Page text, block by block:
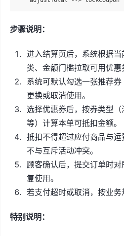
步骤说明：
进入结算页后，系统根据
类、金额门槛拉取可用优惠
系统可默认勾选一张推荐
更换或取消使用。
选择优惠券后，按券类型
等）计算本单可抵扣金额。
抵扣不得超过应付商品与
不与互斥活动冲突。
顾客确认后，提交订单时
复使用。
若支付超时或取消，按业务
特别说明：